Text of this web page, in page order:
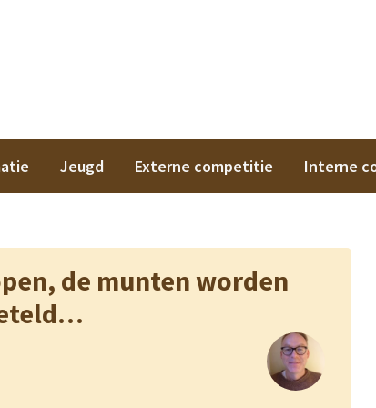
Jeugd Externe competitie Interne
de munten worden